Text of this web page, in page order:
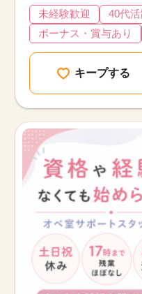
未経験歓迎
40代
ボーナス・賞与あり
キープする